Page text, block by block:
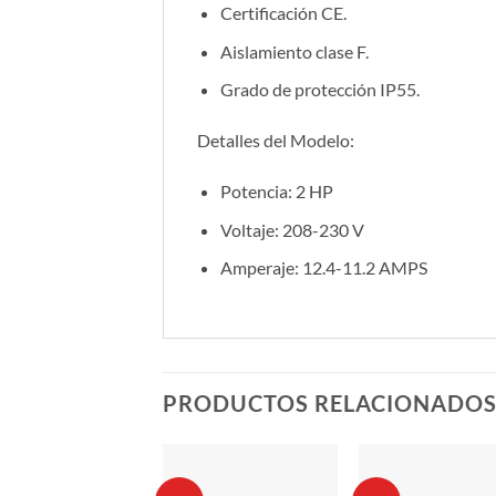
Certificación CE.
Aislamiento clase F.
Grado de protección IP55.
Detalles del Modelo:
Potencia: 2 HP
Voltaje: 208-230 V
Amperaje: 12.4-11.2 AMPS
PRODUCTOS RELACIONADOS